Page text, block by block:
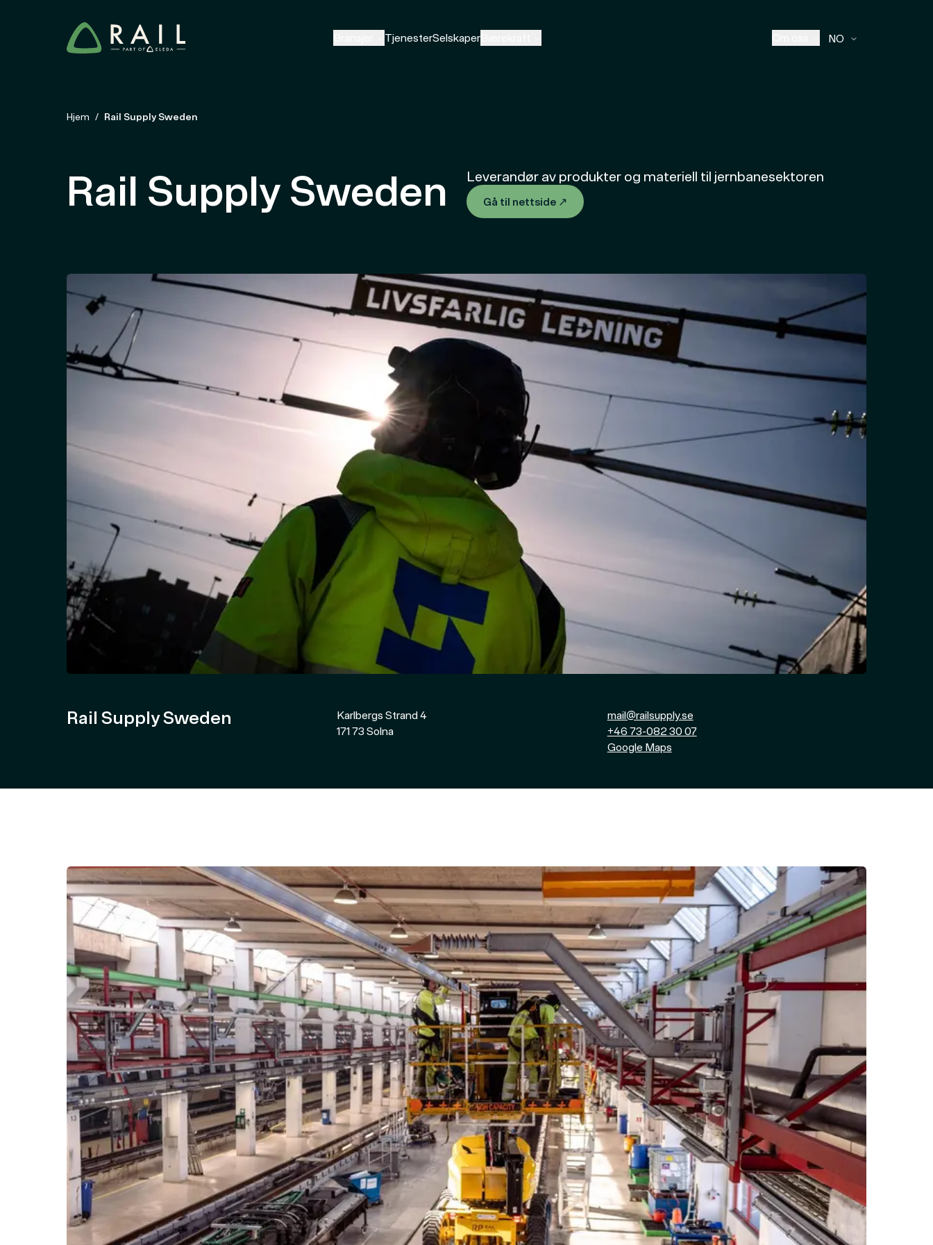
TjenesterSelskaper NO
Hjem Rail Supply Sweden
Rail Supply Sweden Leverandør av produkter og materiell til jernbanesektoren
Gå til nettside ↗
Rail Supply Sweden
Karlbergs Strand 4
171 73Solna
mail@railsupply.se
+46 73-082 30 07
Google Maps